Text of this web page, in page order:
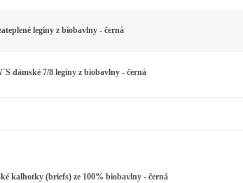
legíny z biobavlny - černá
dámské 7/8 legíny z biobavlny - černá
kalhotky (briefs) ze 100% biobavlny - černá